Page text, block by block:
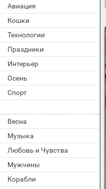
Авиация
Кошки
Технологии
Праздники
Интерьер
Осень
Спорт
Весна
Музыка
Любовь и Чувства
Мужчины
Корабли